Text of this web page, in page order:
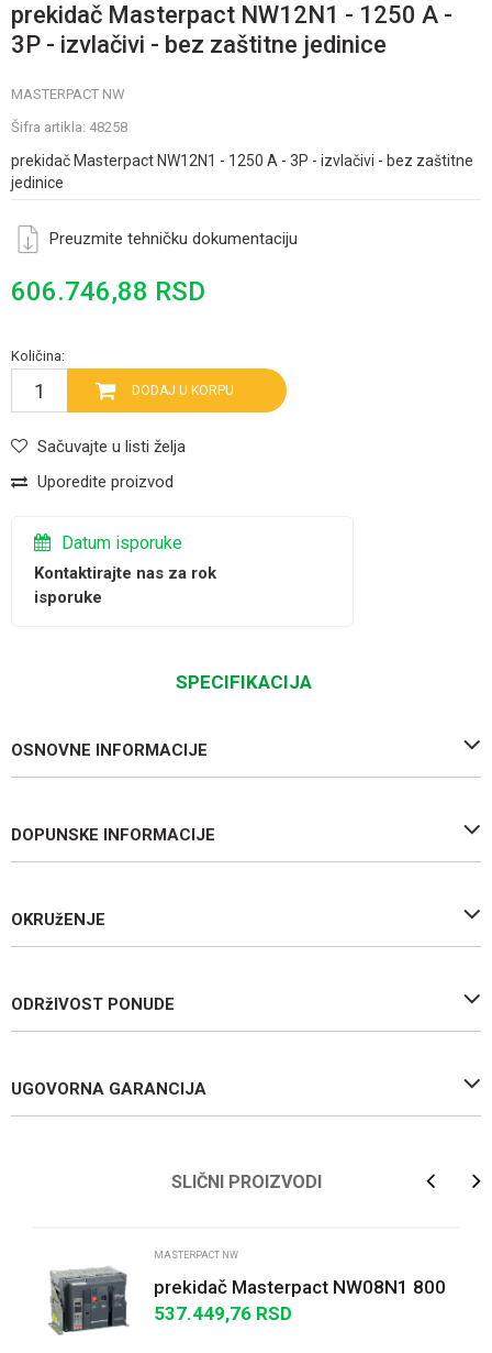
prekidač Masterpact NW12N1 - 1250 A -
3P - izvlačivi - bez zaštitne jedinice
MASTERPACT NW
Šifra artikla: 48258
prekidač Masterpact NW12N1 - 1250 A - 3P - izvlačivi - bez zaštitne
jedinice
Preuzmite tehničku dokumentaciju
606.746,88 RSD
Količina:
DODAJ U KORPU
Sačuvajte u listi želja
Uporedite proizvod
Datum isporuke
Kontaktirajte nas za rok
isporuke
SPECIFIKACIJA
OSNOVNE INFORMACIJE
DOPUNSKE INFORMACIJE
OKRUžENJE
ODRžIVOST PONUDE
UGOVORNA GARANCIJA
Poruka
SLIČNI PROIZVODI
MASTERPACT NW
prekidač Masterpact NW08N1 800
A - 3P - izvlačivi - bez zaštitne
537.449,76 RSD